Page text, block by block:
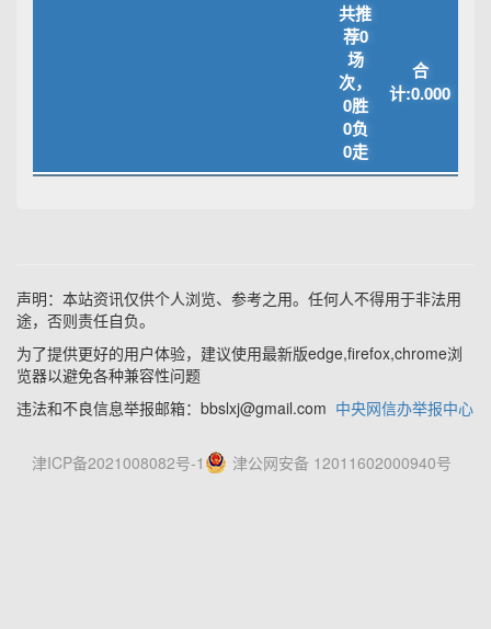
共推
荐0
场
次，
0胜
0负
0走
合
计:0.000
声明：本站资讯仅供个人浏览、参考之用。任何人不得用于非法用
途，否则责任自负。
为了提供更好的用户体验，建议使用最新版edge,firefox,chrome浏
览器以避免各种兼容性问题
违法和不良信息举报邮箱：bbslxj@gmail.com 中央网信办举报中心
津公网安备 12011602000940号
津ICP备2021008082号-1